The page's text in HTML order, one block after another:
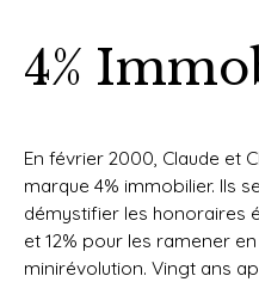
4%
En février 2000, Claude et
marque 4% immobilier. Ils
démystifier les honoraires
et 12% pour les ramener
minirévolution. Vingt ans